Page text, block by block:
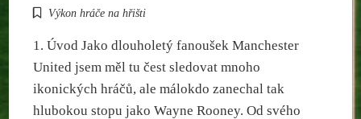
Výkon hráče na hřišti
1. Úvod Jako dlouholetý fanoušek Manchester
United jsem měl tu čest sledovat mnoho
ikonických hráčů, ale málokdo zanechal tak
hlubokou stopu jako Wayne Rooney. Od svého